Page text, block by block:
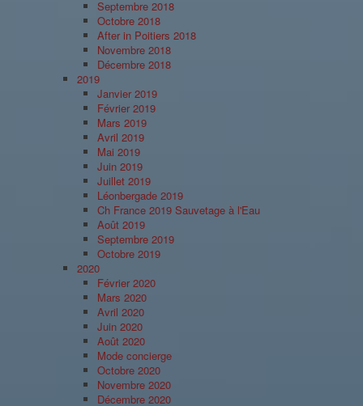
Septembre 2018
Octobre 2018
After in Poitiers 2018
Novembre 2018
Décembre 2018
2019
Janvier 2019
Février 2019
Mars 2019
Avril 2019
Mai 2019
Juin 2019
Juillet 2019
Léonbergade 2019
Ch France 2019 Sauvetage à l'Eau
Août 2019
Septembre 2019
Octobre 2019
2020
Février 2020
Mars 2020
Avril 2020
Juin 2020
Août 2020
Mode concierge
Octobre 2020
Novembre 2020
Décembre 2020